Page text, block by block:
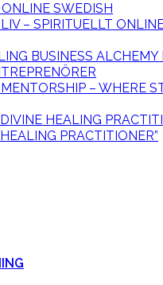
SWEDISH
– SPIRITUELLT
BUSINESS
– WHERE
HEALING
PRACTITIONER”